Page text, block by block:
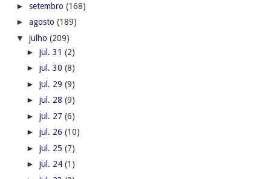
► setembro (168)
► agosto (189)
▼ julho (209)
► jul. 31 (2)
► jul. 30 (8)
► jul. 29 (9)
► jul. 28 (9)
► jul. 27 (6)
► jul. 26 (10)
► jul. 25 (7)
► jul. 24 (1)